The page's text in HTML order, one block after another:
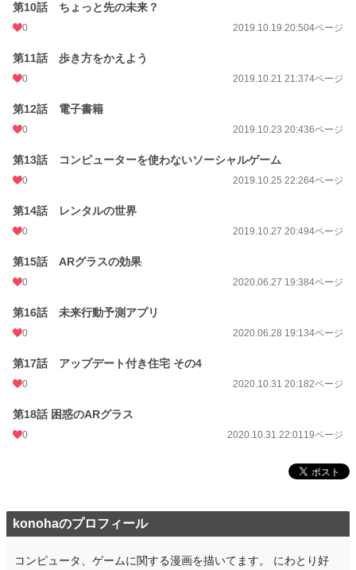
第10話 ちょっと先の未来？
0 2019.10.19 20:504ページ
第11話 歩き方をかえよう
0 2019.10.21 21:374ページ
第12話 電子書籍
0 2019.10.23 20:436ページ
第13話 コンピューターを使わないソーシャルゲーム
0 2019.10.25 22:264ページ
第14話 レンタルの世界
0 2019.10.27 20:494ページ
第15話 ARグラスの効果
0 2020.06.27 19:384ページ
第16話 未来行動予測アプリ
0 2020.06.28 19:134ページ
第17話 アップデート付き住宅 その4
0 2020.10.31 20:182ページ
第18話 困惑のARグラス
0 2020.10.31 22:0119ページ
konohaのプロフィール
コンピュータ、ゲームに関する漫画を描いてます。 にわとり好